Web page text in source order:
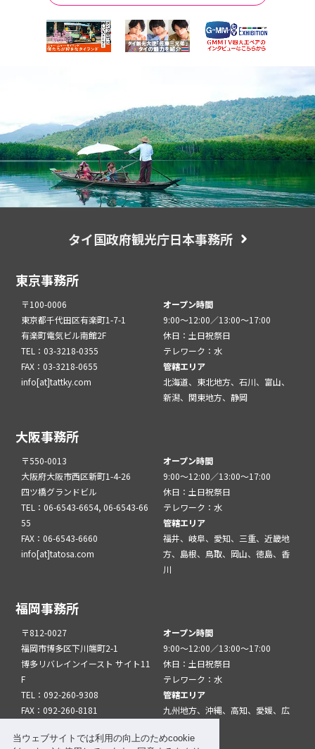
当ウェブサイトでは利用の向上のためcookie
タイ国政府観光庁日本事務所
東京事務所
〒100-0006
東京都千代田区有楽町1-7-1
有楽町電気ビル南館2F
TEL：03-3218-0355
FAX：03-3218-0655
info[at]tattky.com
オープン時間
9:00～12:00／13:00～17:00
休日：土日祝祭日
テレワーク：水
管轄エリア
北海道、東北地方、石川、富山、
新潟、関東地方、静岡
大阪事務所
〒550-0013
大阪府大阪市西区新町1-4-26
四ツ橋グランドビル
TEL：06-6543-6654, 06-6543-66
55
FAX：06-6543-6660
info[at]tatosa.com
オープン時間
9:00～12:00／13:00～17:00
休日：土日祝祭日
テレワーク：水
管轄エリア
福井、岐阜、愛知、三重、近畿地
方、島根、鳥取、岡山、徳島、香
川
福岡事務所
〒812-0027
福岡市博多区下川端町2-1
博多リバレインイースト サイト11
F
TEL：092-260-9308
FAX：092-260-8181
オープン時間
9:00～12:00／13:00～17:00
休日：土日祝祭日
テレワーク：水
管轄エリア
九州地方、沖縄、高知、愛媛、広